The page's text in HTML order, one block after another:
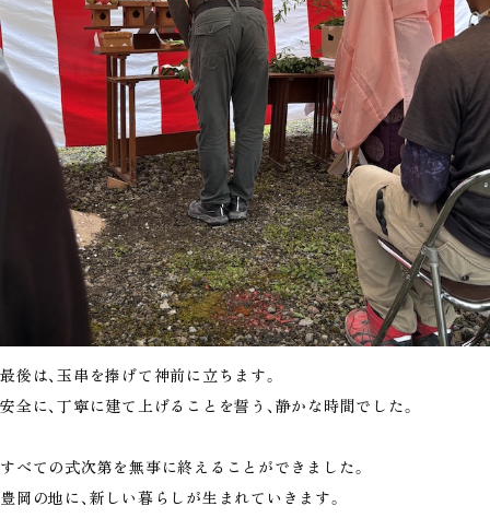
最後は、玉串を捧げて神前に立ちます。
安全に、丁寧に建て上げることを誓う、静かな時間でした。
すべての式次第を無事に終えることができました。
豊岡の地に、新しい暮らしが生まれていきます。